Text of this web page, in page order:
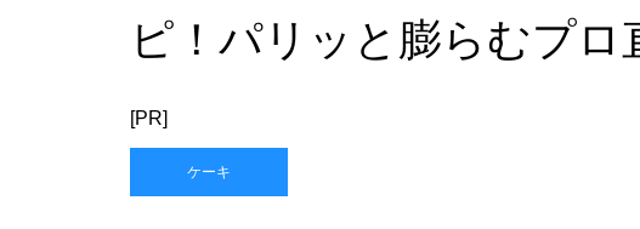
ピ！パリッと膨らむプロ
[PR]
ケーキ